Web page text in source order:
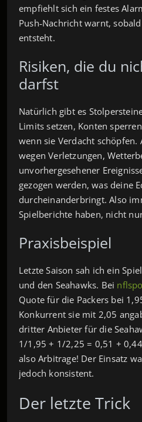
empfiehlt sich ein festes
Push‑Nachricht warnt,
entsteht.
Risiken, die du
darfst
Natürlich gibt es
Limits setzen, Konten
wenn sie Verdacht schöpfen.
wegen Verletzungen,
unvorhergesehener
gezogen werden, was deine
durcheinanderbringt. Also
Spielberichte haben, nicht
Praxisbeispiel
Letzte Saison sah ich ein
und den Seahawks. Bei
Quote für die Packers bei
Konkurrent sie mit 2,05
dritter Anbieter für die
1/1,95 + 1/2,25 = 0,51 +
also Arbitrage! Der Einsatz
jedoch konsistent.
Der letzte Trick